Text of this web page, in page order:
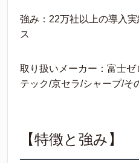
強み：22万社以上の導入
ス
取り扱いメーカー：富士
テック/京セラ/シャープ/そ
【特徴と強み】